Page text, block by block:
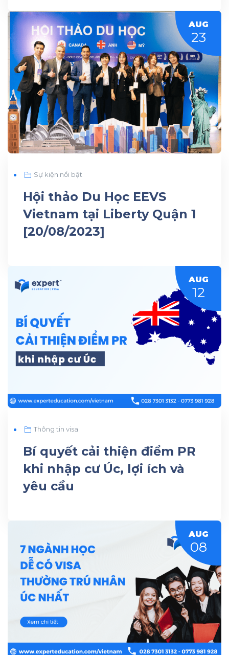
AUG
23
Sự kiện nổi bật
Hội thảo Du Học EEVS
Vietnam tại Liberty Quận 1
[20/08/2023]
AUG
12
Thông tin visa
Bí quyết cải thiện điểm PR
khi nhập cư Úc, lợi ích và
yêu cầu
AUG
08